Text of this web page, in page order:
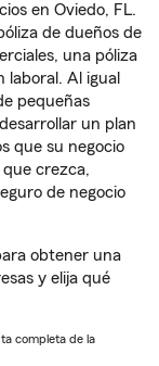
en Oviedo, FL.
de dueños de
una póliza
laboral. Al igual
pequeñas
un plan
que su negocio
crezca,
de negocio
obtener una
y elija qué
completa de la